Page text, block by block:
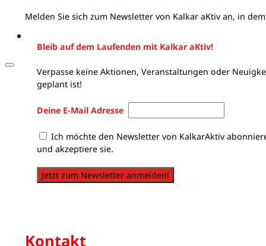
Melden Sie sich zum Newsletter von Kalkar aKtiv an, in
Bleib auf dem Laufenden mit Kalkar aKtiv!
Verpasse keine Aktionen, Veranstaltungen oder
geplant ist!
Deine E-Mail Adresse
Ich möchte den Newsletter von KalkarAktiv
und akzeptiere sie.
Jetzt zum Newsletter anmelden!
Kontakt